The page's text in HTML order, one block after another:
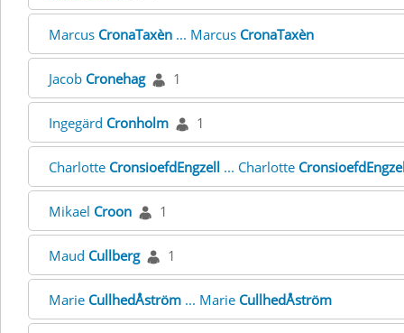
Marcus CronaTaxèn ... Marcus CronaTaxèn
Jacob Cronehag 1
Ingegärd Cronholm 1
Charlotte CronsioefdEngzell ... Charlotte
Mikael Croon 1
Maud Cullberg 1
Marie CullhedÅström ... Marie CullhedÅström